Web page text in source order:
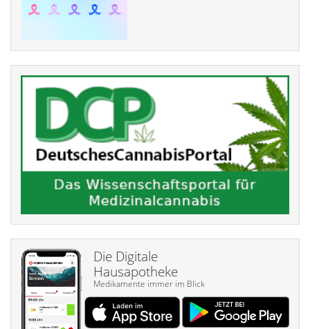
Die Digitale
Hausapotheke
Medikamente immer im Blick